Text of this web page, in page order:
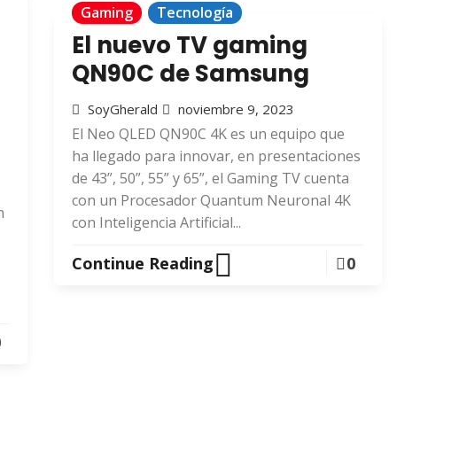
Gaming Tecnología
El nuevo TV gaming
QN90C de Samsung
SoyGherald noviembre 9, 2023
El Neo QLED QN90C 4K es un equipo que
ha llegado para innovar, en presentaciones
de 43”, 50”, 55” y 65”, el Gaming TV cuenta
con un Procesador Quantum Neuronal 4K
con Inteligencia Artificial...
Continue Reading 0